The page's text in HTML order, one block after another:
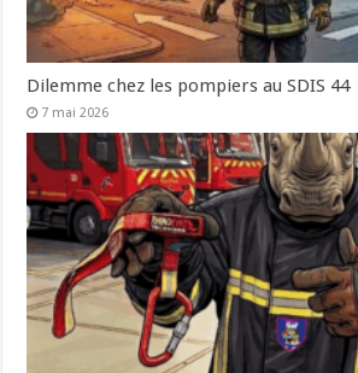
Dilemme chez les pompiers au SDIS 44
7 mai 2026